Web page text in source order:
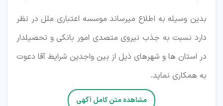
بدین وسیله به اطلاع میرساند موسسه اعتباری ملل در نظر
دارد نسبت به جذب نیروی متصدی امور بانکی و تحصیلدار
در استان ها و شهرهای ذیل از بین واجدین شرایط آقا دعوت
به همکاری نماید.
مشاهده متن کامل آگهی